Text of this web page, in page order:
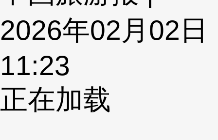
2026年02月02日
11:23
正在加载